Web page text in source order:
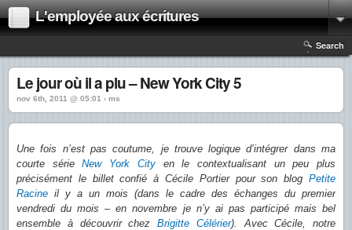
L'employée aux écritures
Search
Le jour où il a plu – New York City 5
nov 6th, 2011 @ 05:01 › ms
Une fois n’est pas coutume, je trouve logique d’intégrer dans ma
courte sérieNew York Cityen le contextualisant un peu plus
précisément le billet confié à Cécile Portier pour son blog Petite
Racine il y a un mois (dans le cadre des échanges du premier
vendredi du mois – en novembre je n’y ai pas participé mais bel
ensemble à découvrir chez Brigitte Célérier). Avec Cécile, notre